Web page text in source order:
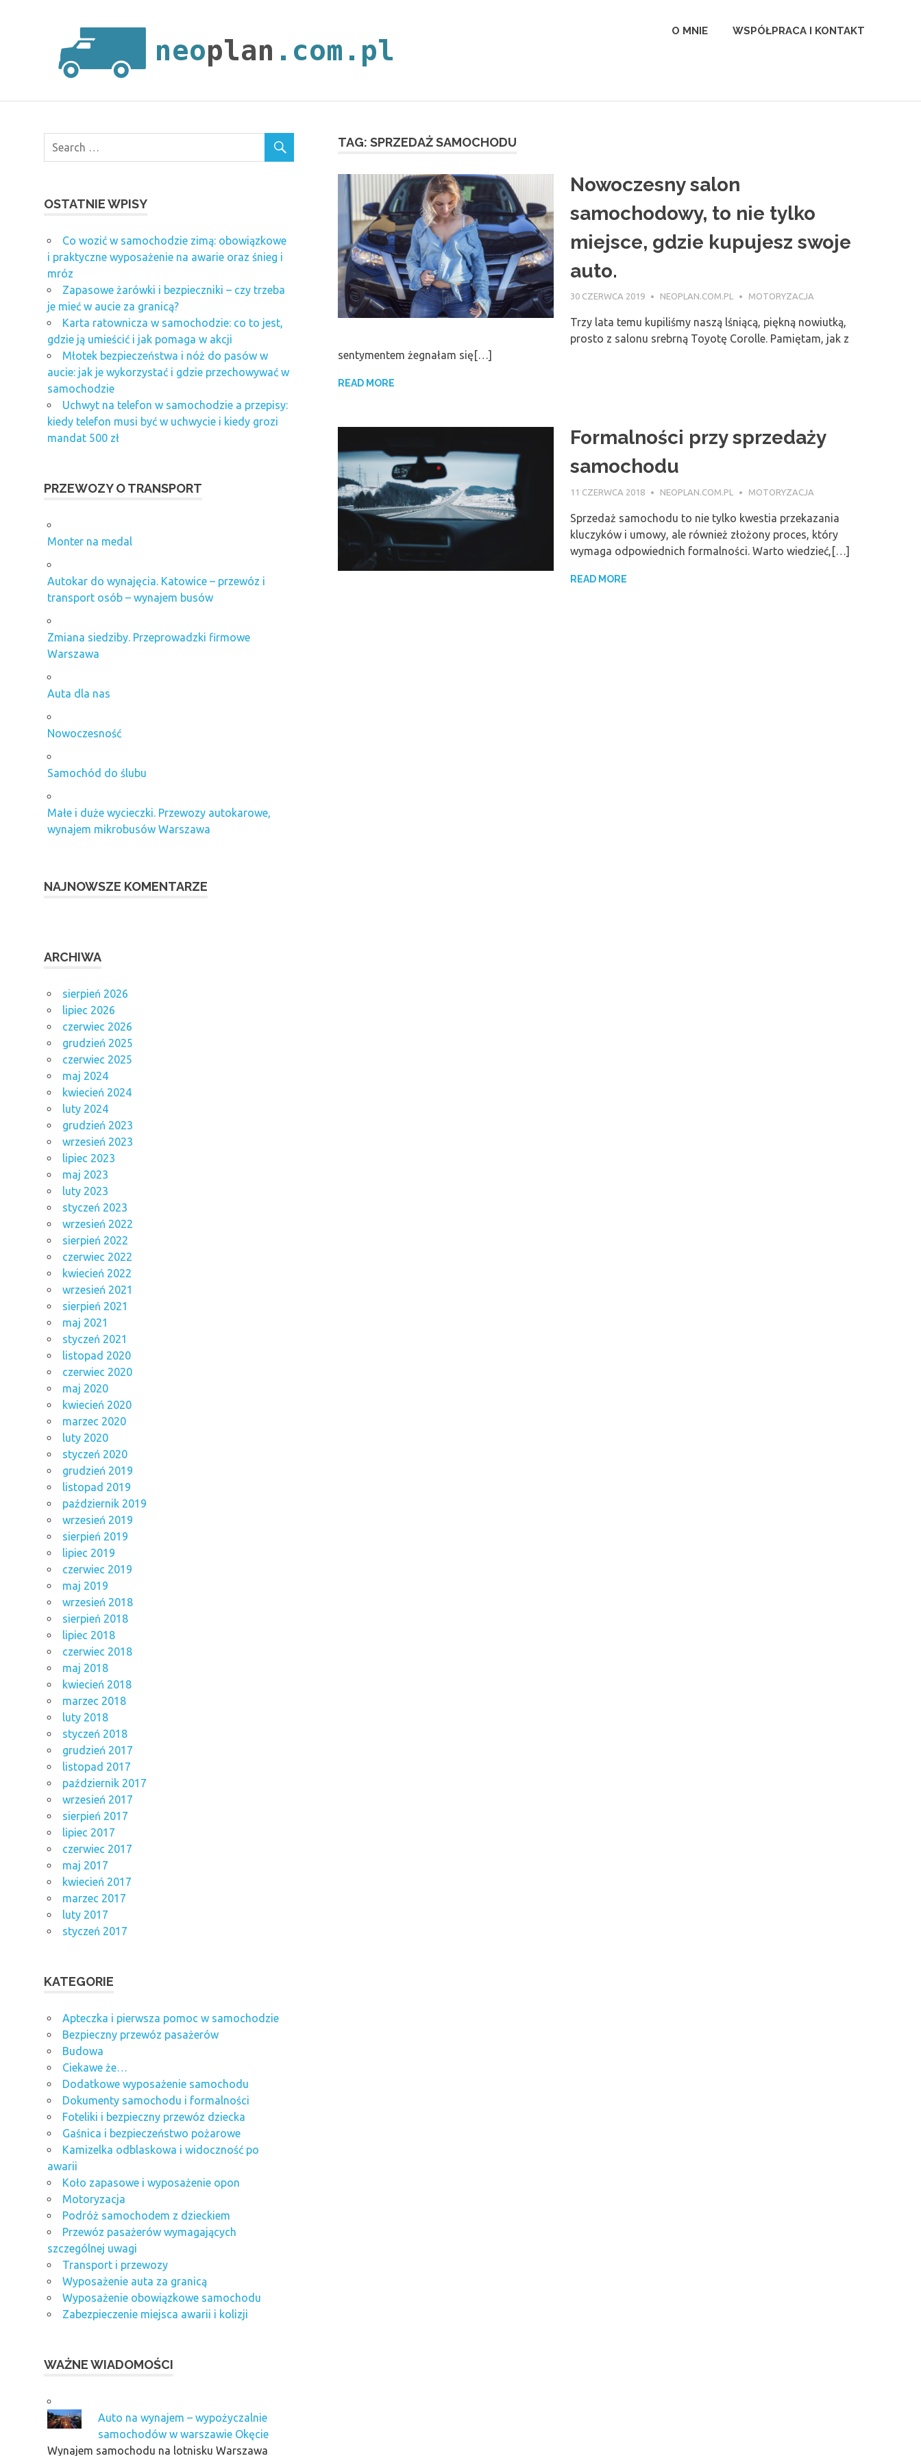
O MNIE WSPÓŁPRACA I KONTAKT
TAG: SPRZEDAŻ SAMOCHODU
Nowoczesny salon
samochodowy, to nie tylko
miejsce, gdzie kupujesz swoje
auto.
30 CZERWCA 2019 NEOPLAN.COM.PL MOTORYZACJA
Trzy lata temu kupiliśmy naszą lśniącą, piękną nowiutką,
prosto z salonu srebrną Toyotę Corolle. Pamiętam, jak z
sentymentem żegnałam się[…]
READ MORE
Formalności przy sprzedaży
samochodu
11 CZERWCA 2018 NEOPLAN.COM.PL MOTORYZACJA
Sprzedaż samochodu to nie tylko kwestia przekazania
kluczyków i umowy, ale również złożony proces, który
wymaga odpowiednich formalności. Warto wiedzieć,[…]
READ MORE
OSTATNIE WPISY
Co wozić w samochodzie zimą: obowiązkowe
i praktyczne wyposażenie na awarie oraz śnieg i
mróz
Zapasowe żarówki i bezpieczniki – czy trzeba
je mieć w aucie za granicą?
Karta ratownicza w samochodzie: co to jest,
gdzie ją umieścić i jak pomaga w akcji
Młotek bezpieczeństwa i nóż do pasów w
aucie: jak je wykorzystać i gdzie przechowywać w
samochodzie
Uchwyt na telefon w samochodzie a przepisy:
kiedy telefon musi być w uchwycie i kiedy grozi
mandat 500 zł
PRZEWOZY O TRANSPORT
Monter na medal
Autokar do wynajęcia. Katowice – przewóz i
transport osób – wynajem busów
Zmiana siedziby. Przeprowadzki firmowe
Warszawa
Auta dla nas
Nowoczesność
Samochód do ślubu
Małe i duże wycieczki. Przewozy autokarowe,
wynajem mikrobusów Warszawa
NAJNOWSZE KOMENTARZE
ARCHIWA
sierpień 2026
lipiec 2026
czerwiec 2026
grudzień 2025
czerwiec 2025
maj 2024
kwiecień 2024
luty 2024
grudzień 2023
wrzesień 2023
lipiec 2023
maj 2023
luty 2023
styczeń 2023
wrzesień 2022
sierpień 2022
czerwiec 2022
kwiecień 2022
wrzesień 2021
sierpień 2021
maj 2021
styczeń 2021
listopad 2020
czerwiec 2020
maj 2020
kwiecień 2020
marzec 2020
luty 2020
styczeń 2020
grudzień 2019
listopad 2019
październik 2019
wrzesień 2019
sierpień 2019
lipiec 2019
czerwiec 2019
maj 2019
wrzesień 2018
sierpień 2018
lipiec 2018
czerwiec 2018
maj 2018
kwiecień 2018
marzec 2018
luty 2018
styczeń 2018
grudzień 2017
listopad 2017
październik 2017
wrzesień 2017
sierpień 2017
lipiec 2017
czerwiec 2017
maj 2017
kwiecień 2017
marzec 2017
luty 2017
styczeń 2017
KATEGORIE
Apteczka i pierwsza pomoc w samochodzie
Bezpieczny przewóz pasażerów
Budowa
Ciekawe że…
Dodatkowe wyposażenie samochodu
Dokumenty samochodu i formalności
Foteliki i bezpieczny przewóz dziecka
Gaśnica i bezpieczeństwo pożarowe
Kamizelka odblaskowa i widoczność po
awarii
Koło zapasowe i wyposażenie opon
Motoryzacja
Podróż samochodem z dzieckiem
Przewóz pasażerów wymagających
szczególnej uwagi
Transport i przewozy
Wyposażenie auta za granicą
Wyposażenie obowiązkowe samochodu
Zabezpieczenie miejsca awarii i kolizji
WAŻNE WIADOMOŚCI
Auto na wynajem – wypożyczalnie
samochodów w warszawie Okęcie
Wynajem samochodu na lotnisku Warszawa